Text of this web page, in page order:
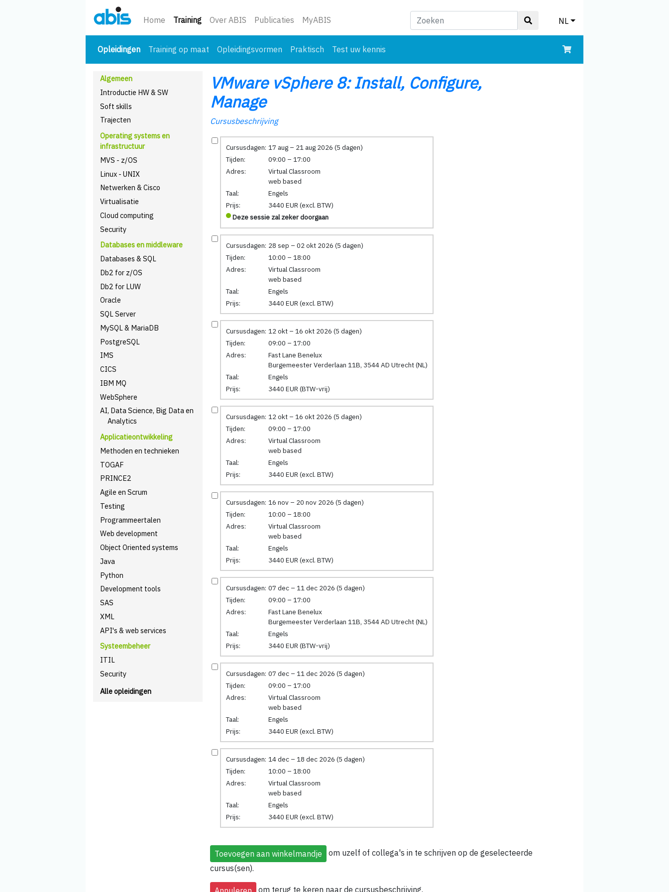
Home Training(huidige)
Over ABIS Publicaties MyABIS NL
Opleidingen(huidige)
Training op maat Opleidingsvormen Praktisch Test uw kennis
Algemeen
Introductie HW & SW
Soft skills
Trajecten
Operating systems en
infrastructuur
MVS - z/OS
Linux - UNIX
Netwerken & Cisco
Virtualisatie
Cloud computing
Security
Databases en middleware
Databases & SQL
Db2 for z/OS
Db2 for LUW
Oracle
SQL Server
MySQL & MariaDB
PostgreSQL
IMS
CICS
IBM MQ
WebSphere
AI, Data Science, Big Data en
Analytics
Applicatieontwikkeling
Methoden en technieken
TOGAF
PRINCE2
Agile en Scrum
Testing
Programmeertalen
Web development
Object Oriented systems
Java
Python
Development tools
SAS
XML
API's & web services
Systeembeheer
ITIL
Security
Alle opleidingen
VMware vSphere 8: Install, Configure,
Manage
Cursusbeschrijving
Cursusdagen: 17 aug – 21 aug 2026 (5 dagen)
Tijden:
09:00 – 17:00
Adres:
Virtual Classroom
web based
Taal:
Engels
Prijs:
3440 EUR (excl. BTW)
Deze sessie zal zeker doorgaan
Cursusdagen: 28 sep – 02 okt 2026 (5 dagen)
Tijden:
10:00 – 18:00
Adres:
Virtual Classroom
web based
Taal:
Engels
Prijs:
3440 EUR (excl. BTW)
Cursusdagen: 12 okt – 16 okt 2026 (5 dagen)
Tijden:
09:00 – 17:00
Adres:
Fast Lane Benelux
Burgemeester Verderlaan 11B, 3544 AD Utrecht (NL)
Taal:
Engels
Prijs:
3440 EUR (BTW-vrij)
Cursusdagen: 12 okt – 16 okt 2026 (5 dagen)
Tijden:
09:00 – 17:00
Adres:
Virtual Classroom
web based
Taal:
Engels
Prijs:
3440 EUR (excl. BTW)
Cursusdagen: 16 nov – 20 nov 2026 (5 dagen)
Tijden:
10:00 – 18:00
Adres:
Virtual Classroom
web based
Taal:
Engels
Prijs:
3440 EUR (excl. BTW)
Cursusdagen: 07 dec – 11 dec 2026 (5 dagen)
Tijden:
09:00 – 17:00
Adres:
Fast Lane Benelux
Burgemeester Verderlaan 11B, 3544 AD Utrecht (NL)
Taal:
Engels
Prijs:
3440 EUR (BTW-vrij)
Cursusdagen: 07 dec – 11 dec 2026 (5 dagen)
Tijden:
09:00 – 17:00
Adres:
Virtual Classroom
web based
Taal:
Engels
Prijs:
3440 EUR (excl. BTW)
Cursusdagen: 14 dec – 18 dec 2026 (5 dagen)
Tijden:
10:00 – 18:00
Adres:
Virtual Classroom
web based
Taal:
Engels
Prijs:
3440 EUR (excl. BTW)
om uzelf of collega's in te schrijven op de geselecteerde
cursus(sen).
om terug te keren naar de cursusbeschrijving.